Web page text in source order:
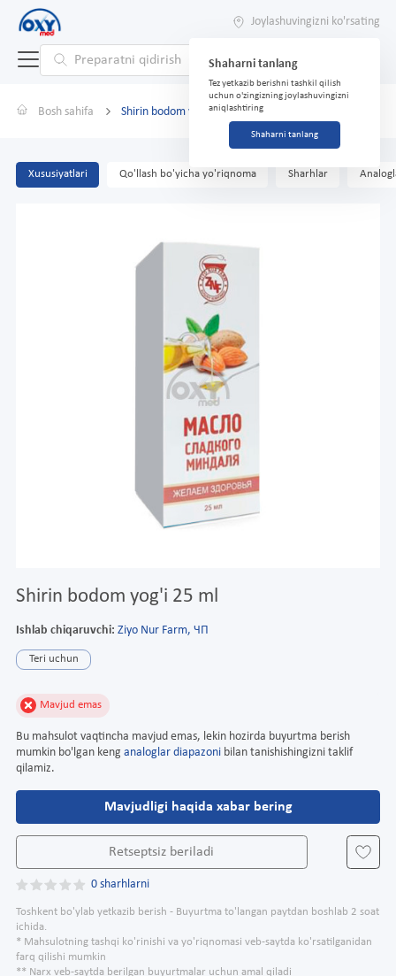
Joylashuvingizni ko'rsating
Shaharni tanlang
Tez yetkazib berishni tashkil qilish
uchun o'zingizning joylashuvingizni
aniqlashtiring
Shaharni tanlang
Bosh sahifa Shirin bodom yog'i 25 ml
Xususiyatlari Qo'llash bo'yicha yo'riqnoma Sharhlar
Shirin bodom yog'i 25 ml
Ishlab chiqaruvchi: Ziyo Nur Farm, ЧП
Teri uchun
Mavjud emas
Bu mahsulot vaqtincha mavjud emas, lekin hozirda buyurtma berish
mumkin bo'lgan keng analoglar diapazoni bilan tanishishingizni taklif
qilamiz.
Mavjudligi haqida xabar bering
Retseptsiz beriladi
0 sharhlarni
Toshkent bo'ylab yetkazib berish - Buyurtma to'langan paytdan boshlab 2 soat
ichida.
* Mahsulotning tashqi ko'rinishi va yo'riqnomasi veb-saytda ko'rsatilganidan
farq qilishi mumkin
** Narx veb-saytda berilgan buyurtmalar uchun amal qiladi